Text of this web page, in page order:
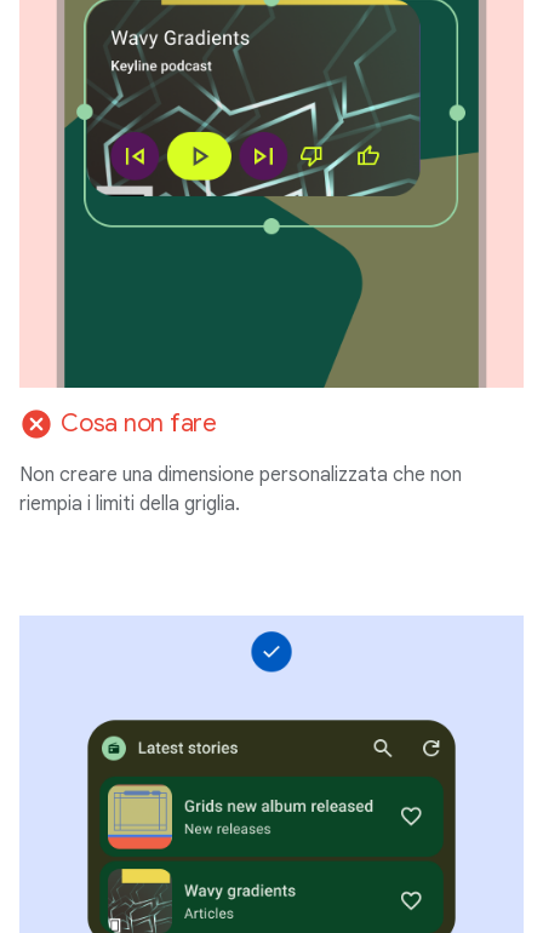
cancel Cosa non fare
Non creare una dimensione personalizzata che non
riempia i limiti della griglia.